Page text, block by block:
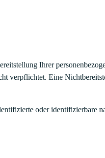
Ihrer
verpflichtet. Eine
oder identifizierbare